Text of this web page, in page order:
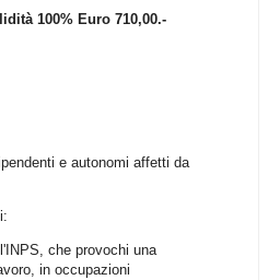
100% Euro 710,00.-
e autonomi affetti da
che provochi una
in occupazioni